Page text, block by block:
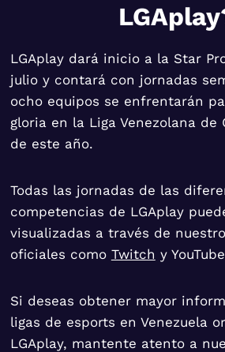
LGAplay dará inicio a la Star
julio y contará con jornadas
ocho equipos se enfrentarán
gloria en la Liga Venezolana de
de este año.
Todas las jornadas de las
competencias de LGAplay
visualizadas a través de
oficiales como Twitch y
Si deseas obtener mayor
ligas de esports en Venezuela
LGAplay, mantente atento a